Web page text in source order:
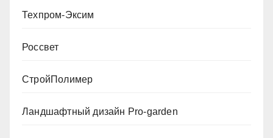
Техпром-Эксим
Россвет
СтройПолимер
Ландшафтный дизайн Pro-garden